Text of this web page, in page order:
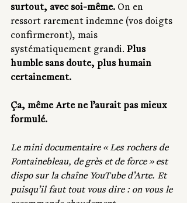
surtout, avec soi-même. On en
ressort rarement indemne (vos doigts
confirmeront), mais
systématiquement grandi. Plus
humble sans doute, plus humain
certainement.
Ça, même Arte ne l’aurait pas mieux
formulé.
Le mini documentaire « Les rochers de
Fontainebleau, de grès et de force » est
dispo sur la chaîne YouTube d’Arte. Et
puisqu’il faut tout vous dire : on vous le